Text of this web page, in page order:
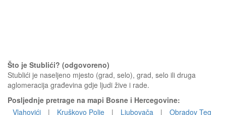
Što je Stublići? (odgovoreno)
Stublići je naseljeno mjesto (grad, selo), grad, selo ili druga
aglomeracija građevina gdje ljudi žive i rade.
Posljednje pretrage na mapi Bosne i Hercegovine:
Vlahovići
| Kruškovo Polje | Ljubovača |
Obradov Teg